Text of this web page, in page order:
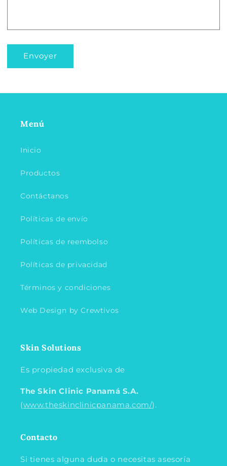
Envoyer
Menú
Inicio
Productos
Contáctanos
Políticas de envío
Políticas de reembolso
Políticas de privacidad
Términos y condiciones
Web Design by Crewtivos
Skin Solutions
Es propiedad exclusiva de
The Skin Clinic Panamá S.A.
(www.theskinclinicpanama.com/).
Contacto
Si tienes alguna duda o necesitas asesoría